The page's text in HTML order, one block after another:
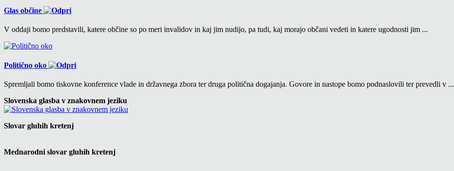
Glas občine
V oddaji bomo predstavili, katere občine so po meri invalidov in kaj jim nudijo, pa tudi, kaj morajo občani vedeti in katere ugodnosti jim ...
Politično oko
Spremljali bomo tiskovne konference vlade in državnega zbora ter druga politična dogajanja. Govore in nastope bomo podnaslovili ter prevedli v ...
Slovenska glasba v znakovnem jeziku
Slovar gluhih kretenj
Mednarodni slovar gluhih kretenj